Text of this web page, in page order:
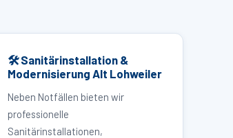
🛠 Sanitärinstallation &
Modernisierung Alt Lohweiler
Neben Notfällen bieten wir
professionelle
Sanitärinstallationen,